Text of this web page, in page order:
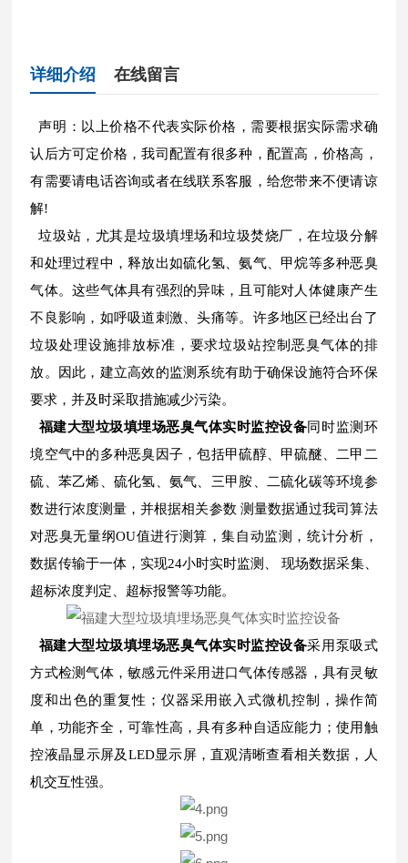
详细介绍 在线留言
声明：以上价格不代表实际价格，需要根据实际需求确
认后方可定价格，我司配置有很多种，配置高，价格高，
有需要请电话咨询或者在线联系客服，给您带来不便请谅
解!
垃圾站，尤其是垃圾填埋场和垃圾焚烧厂，在垃圾分解
和处理过程中，释放出如硫化氢、氨气、甲烷等多种恶臭
气体。这些气体具有强烈的异味，且可能对人体健康产生
不良影响，如呼吸道刺激、头痛等。许多地区已经出台了
垃圾处理设施排放标准，要求垃圾站控制恶臭气体的排
放。因此，建立高效的监测系统有助于确保设施符合环保
要求，并及时采取措施减少污染。
福建大型垃圾填埋场恶臭气体实时监控设备同时监测环
境空气中的多种恶臭因子，包括甲硫醇、甲硫醚、二甲二
硫、苯乙烯、硫化氢、氨气、三甲胺、二硫化碳等环境参
数进行浓度测量，并根据相关参数 测量数据通过我司算法
对恶臭无量纲OU值进行测算，集自动监测，统计分析，
数据传输于一体，实现24小时实时监测、 现场数据采集、
超标浓度判定、超标报警等功能。
福建大型垃圾填埋场恶臭气体实时监控设备采用泵吸式
方式检测气体，敏感元件采用进口气体传感器，具有灵敏
度和出色的重复性；仪器采用嵌入式微机控制，操作简
单，功能齐全，可靠性高，具有多种自适应能力；使用触
控液晶显示屏及LED显示屏，直观清晰查看相关数据，人
机交互性强。